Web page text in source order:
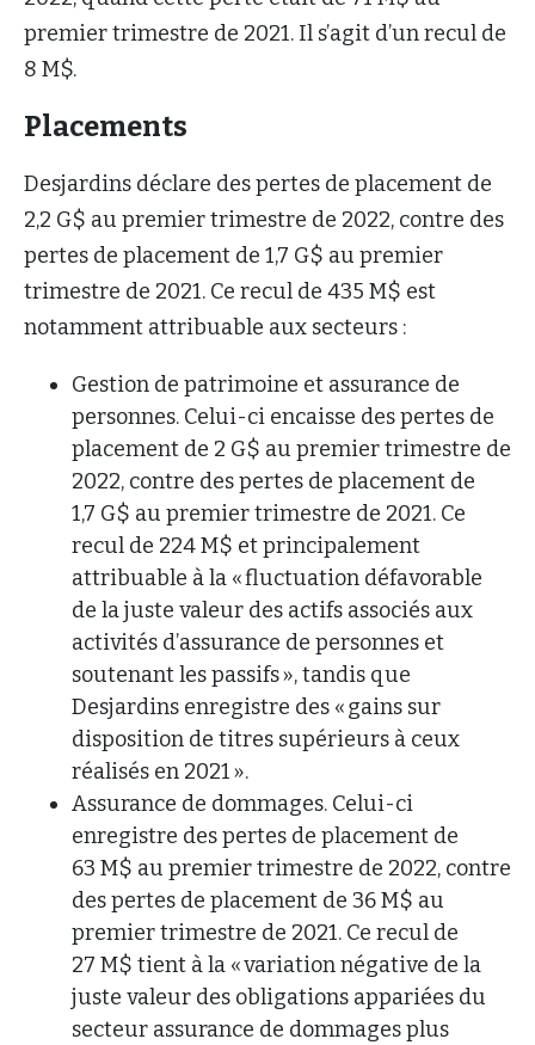
premier trimestre de 2021. Il s’agit d’un recul de
8 M$.
Placements
Desjardins déclare des pertes de placement de
2,2 G$ au premier trimestre de 2022, contre des
pertes de placement de 1,7 G$ au premier
trimestre de 2021. Ce recul de 435 M$ est
notamment attribuable aux secteurs :
Gestion de patrimoine et assurance de
personnes. Celui-ci encaisse des pertes de
placement de 2 G$ au premier trimestre de
2022, contre des pertes de placement de
1,7 G$ au premier trimestre de 2021. Ce
recul de 224 M$ et principalement
attribuable à la « fluctuation défavorable
de la juste valeur des actifs associés aux
activités d’assurance de personnes et
soutenant les passifs », tandis que
Desjardins enregistre des « gains sur
disposition de titres supérieurs à ceux
réalisés en 2021 ».
Assurance de dommages. Celui-ci
enregistre des pertes de placement de
63 M$ au premier trimestre de 2022, contre
des pertes de placement de 36 M$ au
premier trimestre de 2021. Ce recul de
27 M$ tient à la « variation négative de la
juste valeur des obligations appariées du
secteur assurance de dommages plus